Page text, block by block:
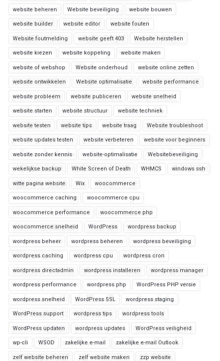
website beheren Website beveiliging website bouwen
website builder website editor website fouten
Website foutmelding website geeft 403 Website herstellen
website kiezen website koppeling website maken
website of webshop Website onderhoud website online zetten
website ontwikkelen Website optimalisatie website performance
website probleem website publiceren website snelheid
website starten website structuur website techniek
website testen website tips website traag Website troubleshoot
website updates testen website verbeteren website voor beginners
website zonder kennis website-optimalisatie Websitebeveiliging
wekelijkse backup White Screen of Death WHMCS windows ssh
witte pagina website Wix woocommerce
woocommerce caching woocommerce cpu
woocommerce performance woocommerce php
woocommerce snelheid WordPress wordpress backup
wordpress beheer wordpress beheren wordpress beveiliging
wordpress caching wordpress cpu wordpress cron
wordpress directadmin wordpress installeren wordpress manager
wordpress performance wordpress php WordPress PHP versie
wordpress snelheid WordPress SSL wordpress staging
WordPress support wordpress tips wordpress tools
WordPress updaten wordpress updates WordPress veiligheid
wp-cli WSOD zakelijke e-mail zakelijke e-mail Outlook
zelf website beheren zelf website maken zzp website